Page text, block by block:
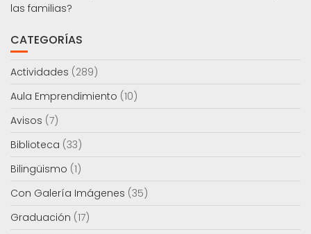
las familias?
CATEGORÍAS
Actividades (289)
Aula Emprendimiento (10)
Avisos (7)
Biblioteca (33)
Bilingüismo (1)
Con Galería Imágenes (35)
Graduación (17)